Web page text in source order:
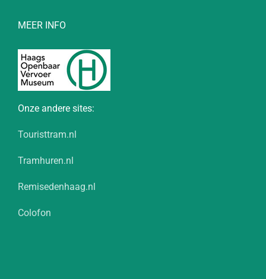
MEER INFO
Onze andere sites:
Touristtram.nl
Tramhuren.nl
Remisedenhaag.nl
Colofon